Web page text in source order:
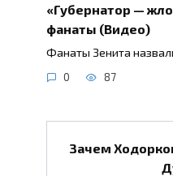
«Губернатор —
фанаты (Видео)
Фанаты Зенита
0 87
Зачем